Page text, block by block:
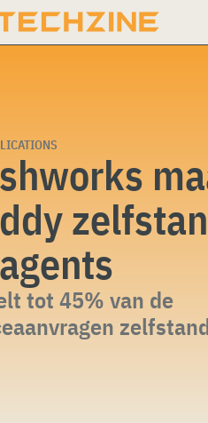
tot 45% van de